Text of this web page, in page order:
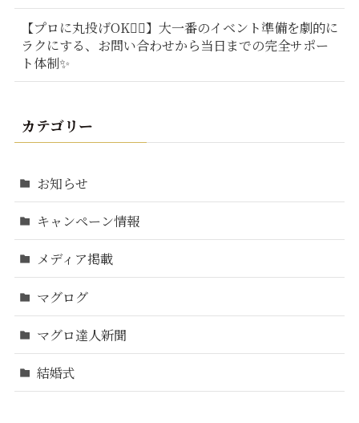
【プロに丸投げOK🙆‍♂️】大一番のイベント準備を劇的に
ラクにする、お問い合わせから当日までの完全サポー
ト体制✨
カテゴリー
お知らせ
キャンペーン情報
メディア掲載
マグログ
マグロ達人新聞
結婚式